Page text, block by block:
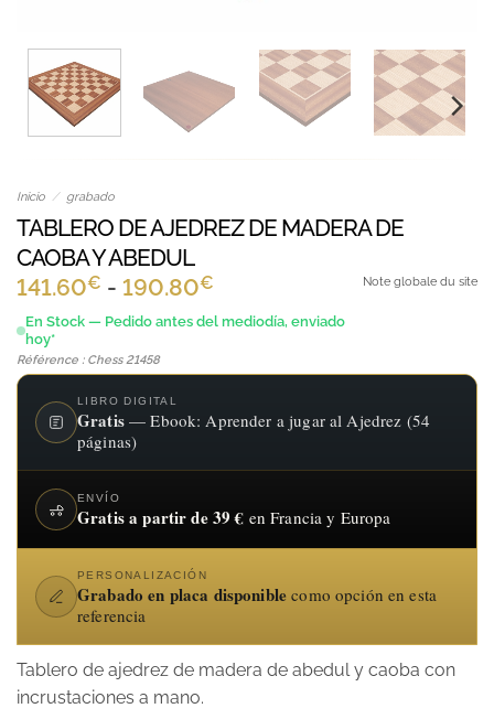
Inicio / grabado
TABLERO DE AJEDREZ DE MADERA DE
CAOBA Y ABEDUL
141.60€ - 190.80€
de
desde
hasta
190.80€
En Stock — Pedido antes del mediodía, enviado
hoy*
Référence : Chess 21458
Note globale du site
LIBRO DIGITAL
Gratis— Ebook: Aprender a jugar al Ajedrez (54
páginas)
ENVÍO
Gratis a partir de 39 € en Francia y Europa
PERSONALIZACIÓN
Grabado en placa disponible como opción en esta
referencia
Tablero de ajedrez de madera de abedul y caoba con
incrustaciones a mano.